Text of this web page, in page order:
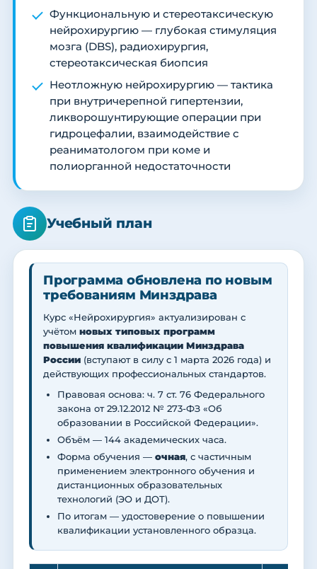
Функциональную и стереотаксическую
нейрохирургию — глубокая стимуляция
мозга (DBS), радиохирургия,
стереотаксическая биопсия
Неотложную нейрохирургию — тактика
при внутричерепной гипертензии,
ликворошунтирующие операции при
гидроцефалии, взаимодействие с
реаниматологом при коме и
полиорганной недостаточности
Учебный план
Программа обновлена по новым
требованиям Минздрава
Курс «Нейрохирургия» актуализирован с
учётом новых типовых программ
повышения квалификации Минздрава
России (вступают в силу с 1 марта 2026 года) и
действующих профессиональных стандартов.
Правовая основа: ч. 7 ст. 76 Федерального
закона от 29.12.2012 № 273-ФЗ «Об
образовании в Российской Федерации».
Объём — 144 академических часа.
Форма обучения — очная, с частичным
применением электронного обучения и
дистанционных образовательных
технологий (ЭО и ДОТ).
По итогам — удостоверение о повышении
квалификации установленного образца.